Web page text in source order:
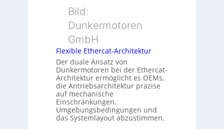
g
u
u
n
d
Z
u
s
t
y
s
o
r
g
t
f
ü
Bild:
Dunkermotoren
GmbH
Flexible Ethercat-Architektur
Der duale Ansatz von
Dunkermotoren bei der Ethercat-
Architektur ermöglicht es OEMs,
die Antriebsarchitektur präzise
auf mechanische
Einschränkungen,
Umgebungsbedingungen und
das Systemlayout abzustimmen.